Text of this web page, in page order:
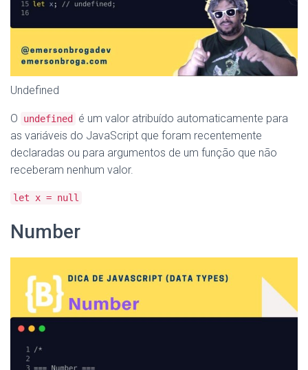
Undefined
O undefined
é um valor atribuído automaticamente para
as variáveis do JavaScript que foram recentemente
declaradas ou para argumentos de um função que não
receberam nenhum valor.
let x = null
Number